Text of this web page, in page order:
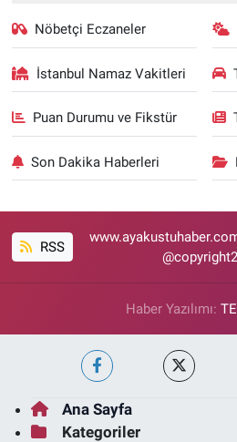
Nöbetçi Eczaneler
İstanbul Namaz Vakitleri
Puan Durumu ve Fikstür
Son Dakika Haberleri
RSS
Haber Yazılımı:
Ana Sayfa
Kategoriler